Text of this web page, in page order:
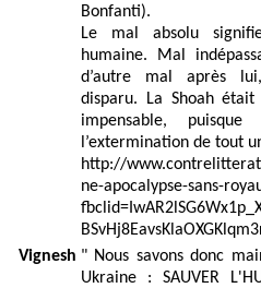
Bonfanti).
Le mal absolu
humaine. Mal
d’autre mal après
disparu. La Shoah
impensable,
l’extermination de tout
http://
ne-apocalypse-sans-
Vignesh " Nous savons donc
Ukraine : SAUVER